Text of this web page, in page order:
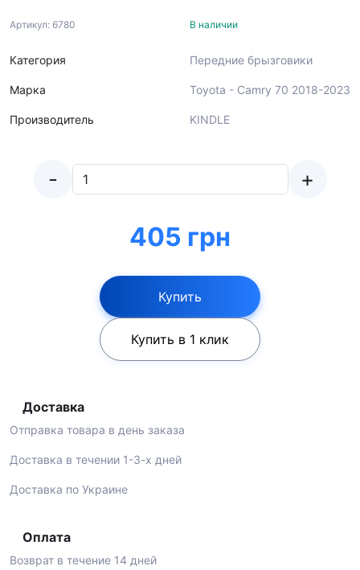
Артикул: 6780
Категория
Марка
Производитель
В наличии
Передние брызговики
Toyota - Camry 70 2018-2023
KINDLE
- +
405 грн
Купить
Купить в 1 клик
Доставка
Отправка товара в день заказа
Доставка в течении 1-3-х дней
Доставка по Украине
Оплата
Возврат в течение 14 дней